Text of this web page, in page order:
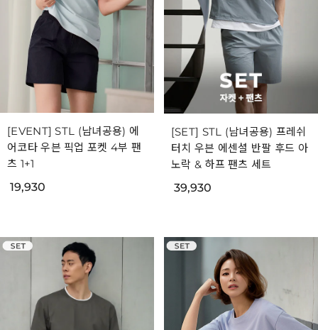
[EVENT] STL (남녀공용) 에
어코타 우븐 픽업 포켓 4부 팬
츠 1+1
19,930
[SET] STL (남녀공용) 프레쉬
터치 우븐 에센셜 반팔 후드 아
노락 & 하프 팬츠 세트
39,930